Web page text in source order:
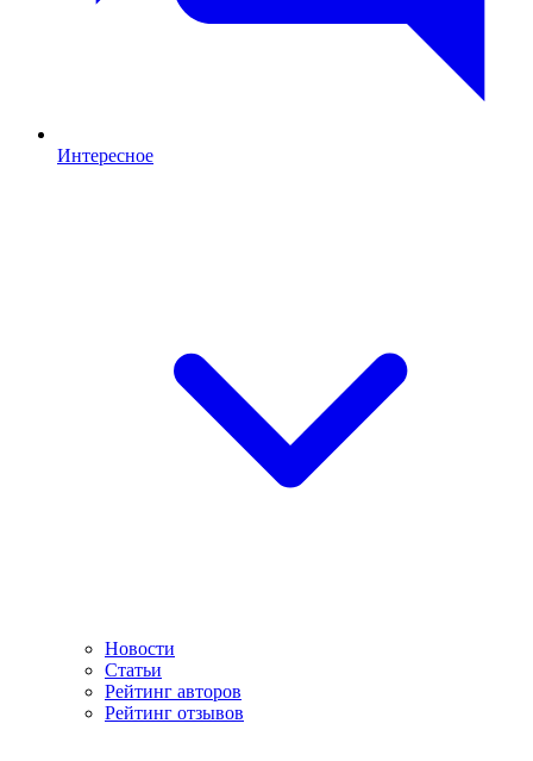
Интересное
Новости
Статьи
Рейтинг авторов
Рейтинг отзывов